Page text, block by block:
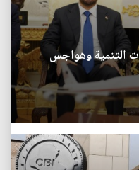
التنمية وهواجس